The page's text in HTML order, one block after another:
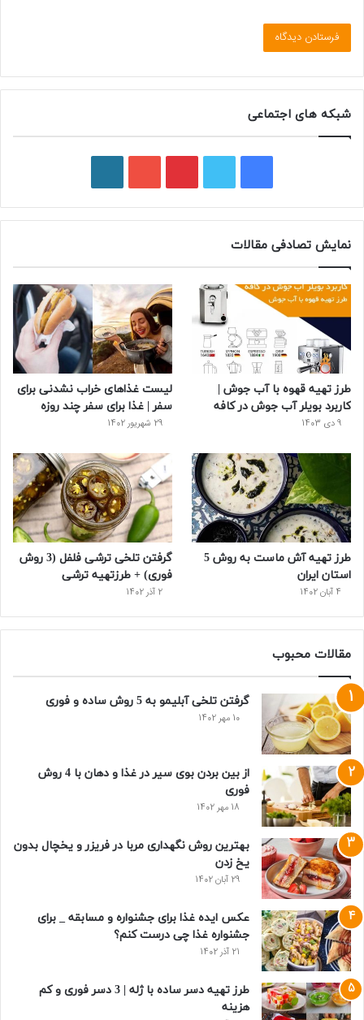
شبکه های اجتماعی
ی
س
ب
و
ک
و
ی
ت
ر
ی
ت
ر
ی
س
ت
و
ی
و
ب
ر
پ
ر
س
نمایش تصادفی مقالات
طرز تهیه قهوه با آب جوش |
کاربرد بویلر آب جوش در کافه
9 دی 1403
لیست غذاهای خراب نشدنی برای
سفر | غذا برای سفر چند روزه
29 شهریور 1402
طرز تهیه آش ماست به روش 5
استان ایران
4 آبان 1402
گرفتن تلخی ترشی فلفل (3 روش
فوری) + طرزتهیه ترشی
2 آذر 1402
مقالات محبوب
گرفتن تلخی آبلیمو به 5 روش ساده و فوری
10 مهر 1402
از بین بردن بوی سیر در غذا و دهان با 4 روش
فوری
18 مهر 1402
بهترین روش نگهداری مربا در فریزر و یخچال بدون
یخ زدن
29 آبان 1402
عکس ایده غذا برای جشنواره و مسابقه _ برای
جشنواره غذا چی درست کنم؟
21 آذر 1402
طرز تهیه دسر ساده با ژله | 3 دسر فوری و کم
هزینه